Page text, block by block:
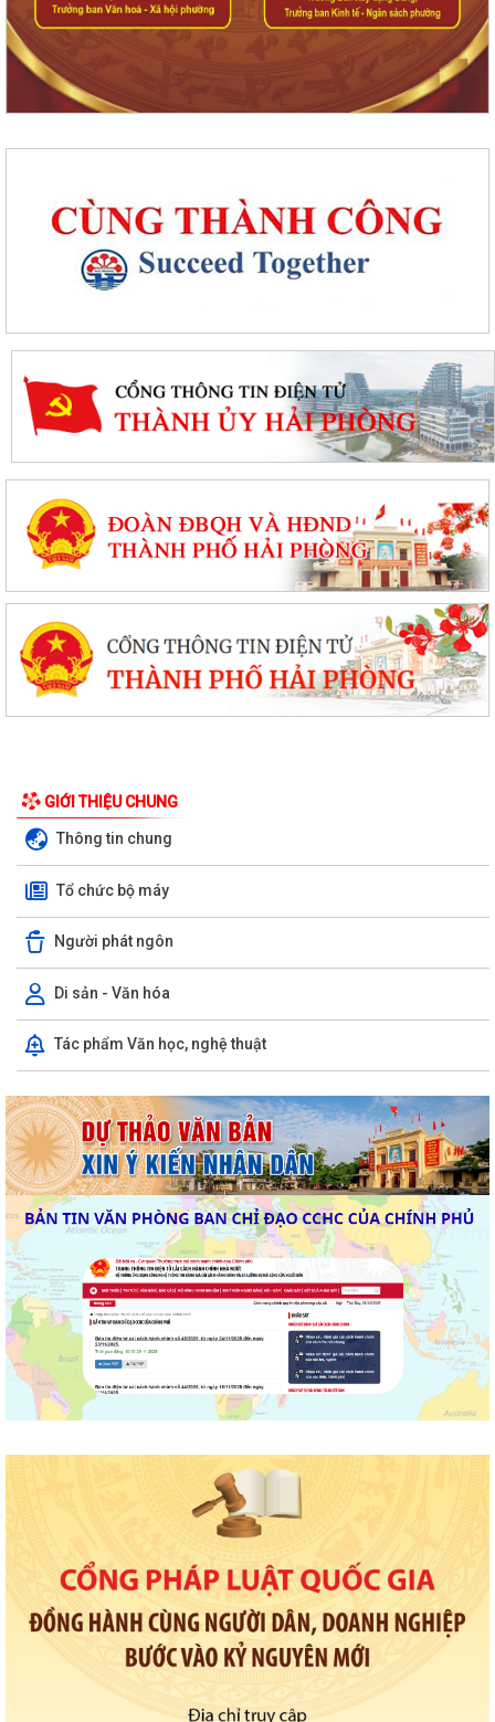
GIỚI THIỆU CHUNG
Thông tin chung
Tổ chức bộ máy
Người phát ngôn
Di sản - Văn hóa
Tác phẩm Văn học, nghệ thuật
HỘI NGHỊ TUYÊN TRUYỀN, PHỔ BIẾN KIẾN THỨC PHÁP LUẬT VỀ
PHÒNG, CHỐNG MA TÚY VÀ BẢO ĐẢM TRẬT TỰ AN...
THÔNG BÁO VỀ VIỆC THU THẬP HỒ SƠ QUYỀN SỬ DỤNG ĐẤT CỦA
CÁC TỔ CHỨC
Triển khai thực hiện Thông báo Kết luận của Phó thủ tướng Chính phủ
Phạm Thị Thanh Trà về bảo vệ...